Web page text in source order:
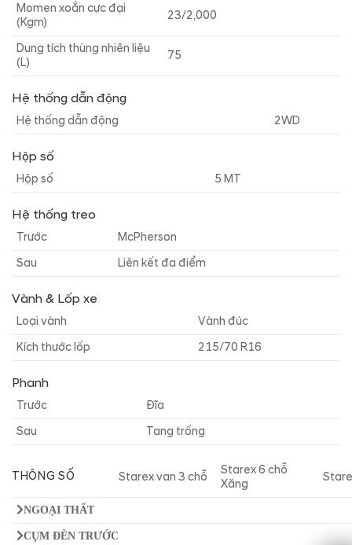
Momen xoắn cực đại
(Kgm)
23/2,000
Dung tích thùng nhiên liệu
(L)
75
Hệ thống dẫn động
Hệ thống dẫn động 2WD
Hộp số
Hộp số 5 MT
Hệ thống treo
Trước
McPherson
Sau
Liên kết đa điểm
Vành & Lốp xe
Loại vành
Vành đúc
Kích thước lốp
215/70 R16
Phanh
Trước
Đĩa
Sau
Tang trống
THÔNG SỐ Starex van 3 chỗ
Starex 6 chỗ
Xăng
NGOẠI THẤT
CỤM ĐÈN TRƯỚC